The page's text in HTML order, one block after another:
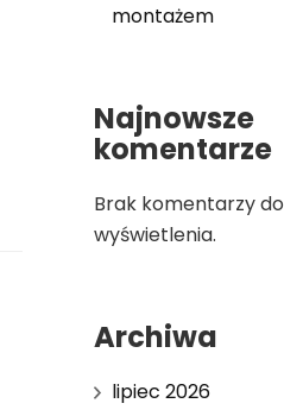
montażem
Najnowsze
komentarze
Brak komentarzy do
wyświetlenia.
Archiwa
lipiec 2026